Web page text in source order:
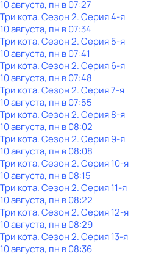
10 августа, пн в 07:27
Три кота. Сезон 2. Серия 4-я
10 августа, пн в 07:34
Три кота. Сезон 2. Серия 5-я
10 августа, пн в 07:41
Три кота. Сезон 2. Серия 6-я
10 августа, пн в 07:48
Три кота. Сезон 2. Серия 7-я
10 августа, пн в 07:55
Три кота. Сезон 2. Серия 8-я
10 августа, пн в 08:02
Три кота. Сезон 2. Серия 9-я
10 августа, пн в 08:08
Три кота. Сезон 2. Серия 10-я
10 августа, пн в 08:15
Три кота. Сезон 2. Серия 11-я
10 августа, пн в 08:22
Три кота. Сезон 2. Серия 12-я
10 августа, пн в 08:29
Три кота. Сезон 2. Серия 13-я
10 августа, пн в 08:36